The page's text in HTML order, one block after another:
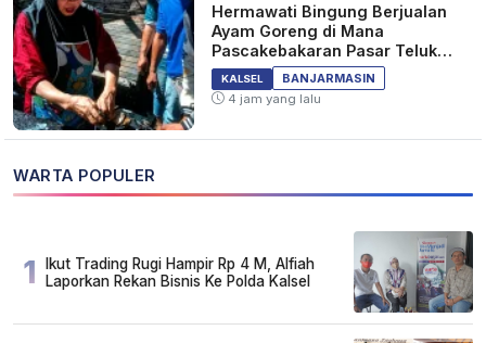
Hermawati Bingung Berjualan
Ayam Goreng di Mana
Pascakebakaran Pasar Teluk
Dalam Banjarmasin
KALSEL
BANJARMASIN
4 jam yang lalu
WARTA POPULER
1
Ikut Trading Rugi Hampir Rp 4 M, Alfiah
Laporkan Rekan Bisnis Ke Polda Kalsel